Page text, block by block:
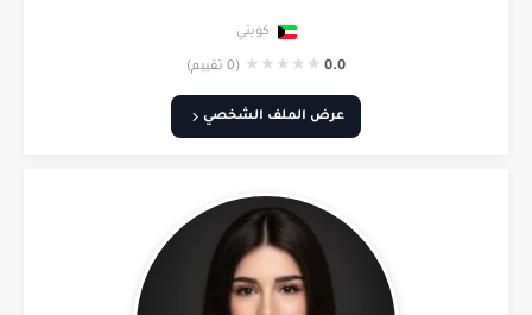
كويتي
0.0
★
★
★
★
★ (0 تقييم)
عرض الملف الشخصي